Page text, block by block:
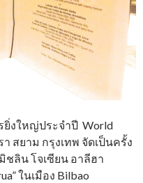
ยิ่งใหญ่ประจำปี World
สยาม กรุงเทพ จัดเป็นครั้ง
ชลิน โจเซียน อาลีฮา
ในเมือง Bilbao